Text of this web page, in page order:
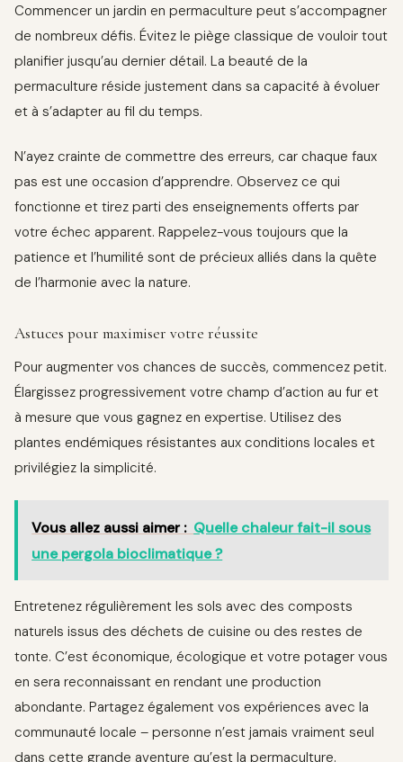
Commencer un jardin en permaculture peut s’accompagner
de nombreux défis. Évitez le piège classique de vouloir tout
planifier jusqu’au dernier détail. La beauté de la
permaculture réside justement dans sa capacité à évoluer
et à s’adapter au fil du temps.
N’ayez crainte de commettre des erreurs, car chaque faux
pas est une occasion d’apprendre. Observez ce qui
fonctionne et tirez parti des enseignements offerts par
votre échec apparent. Rappelez-vous toujours que la
patience et l’humilité sont de précieux alliés dans la quête
de l’harmonie avec la nature.
Astuces pour maximiser votre réussite
Pour augmenter vos chances de succès, commencez petit.
Élargissez progressivement votre champ d’action au fur et
à mesure que vous gagnez en expertise. Utilisez des
plantes endémiques résistantes aux conditions locales et
privilégiez la simplicité.
Vous allez aussi aimer : Quelle chaleur fait-il sous
une pergola bioclimatique ?
Entretenez régulièrement les sols avec des composts
naturels issus des déchets de cuisine ou des restes de
tonte. C’est économique, écologique et votre potager vous
en sera reconnaissant en rendant une production
abondante. Partagez également vos expériences avec la
communauté locale – personne n’est jamais vraiment seul
dans cette grande aventure qu’est la permaculture.